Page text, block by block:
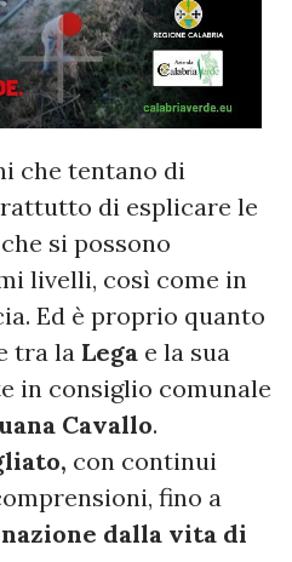
che tentano di
di esplicare le
si possono
livelli, così come in
Ed è proprio quanto
tra la Lega e la sua
in consiglio comunale
Cavallo.
con continui
fino a
dalla vita di